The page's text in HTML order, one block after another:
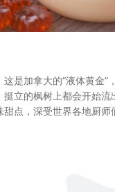
是加拿大的“液体黄金”
立的枫树上都会开始
点，深受世界各地厨师